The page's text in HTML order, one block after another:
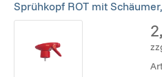
Sprühkopf ROT mit